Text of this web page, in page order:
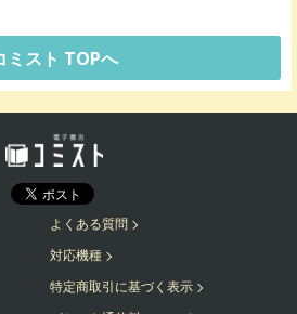
ミスト TOPへ
よくある質問
対応機種
特定商取引に基づく表示